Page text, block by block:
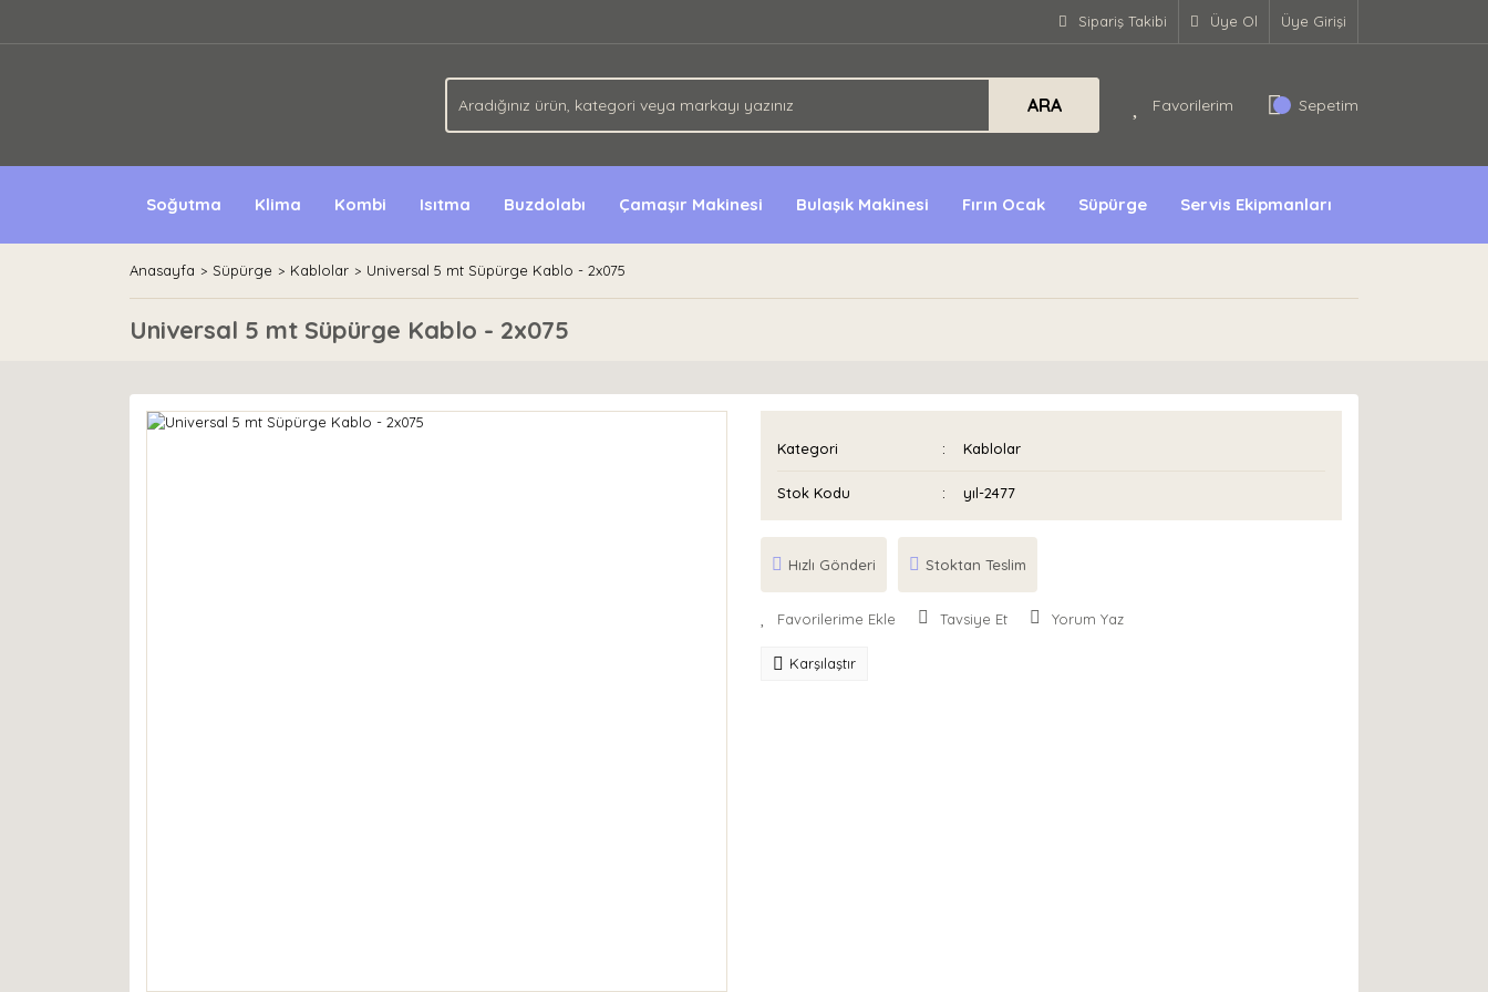
Sipariş Takibi Üye Ol Üye Girişi
ARA Favorilerim Sepetim
Soğutma Klima Kombi Isıtma Buzdolabı Çamaşır Makinesi Bulaşık Makinesi Fırın Ocak Süpürge Servis Ekipmanları
Anasayfa Süpürge Kablolar Universal 5 mt Süpürge Kablo - 2x075
Universal 5 mt Süpürge Kablo - 2x075
Kategori Kablolar
Stok Kodu yıl-2477
Hızlı Gönderi Stoktan Teslim
Tavsiye Et Yorum Yaz
Karşılaştır